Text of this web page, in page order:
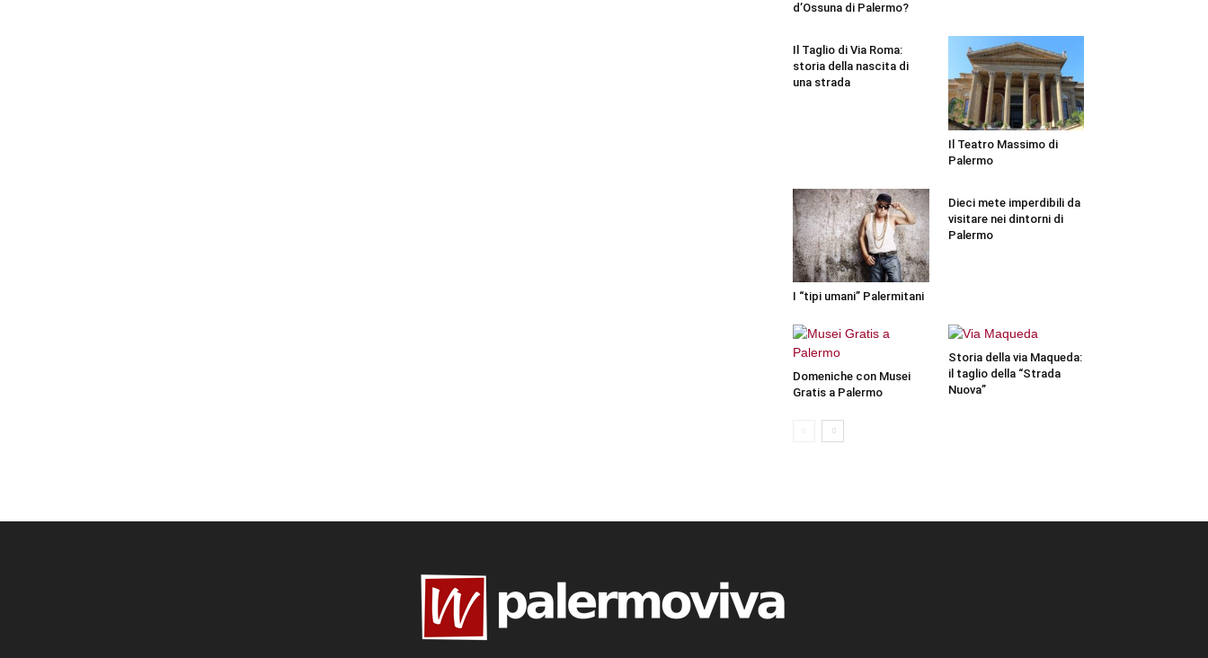
d’Ossuna di Palermo?
Il Taglio di Via Roma:
storia della nascita di
una strada
Il Teatro Massimo di
Palermo
I “tipi umani” Palermitani
Dieci mete imperdibili da
visitare nei dintorni di
Palermo
Domeniche con Musei
Gratis a Palermo
Storia della via Maqueda:
il taglio della “Strada
Nuova”